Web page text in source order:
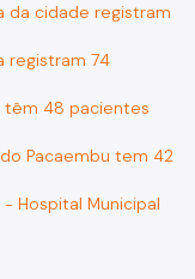
da cidade registram
registram 74
têm 48 pacientes
Pacaembu tem 42
Hospital Municipal